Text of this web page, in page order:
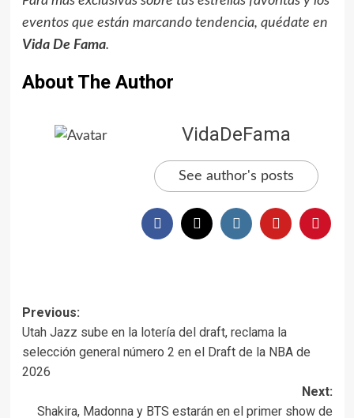
eventos que están marcando tendencia, quédate en
Vida De Fama.
About The Author
VidaDeFama
See author's posts
Previous:
Utah Jazz sube en la lotería del draft, reclama la
selección general número 2 en el Draft de la NBA de
2026
Next:
Shakira, Madonna y BTS estarán en el primer show de